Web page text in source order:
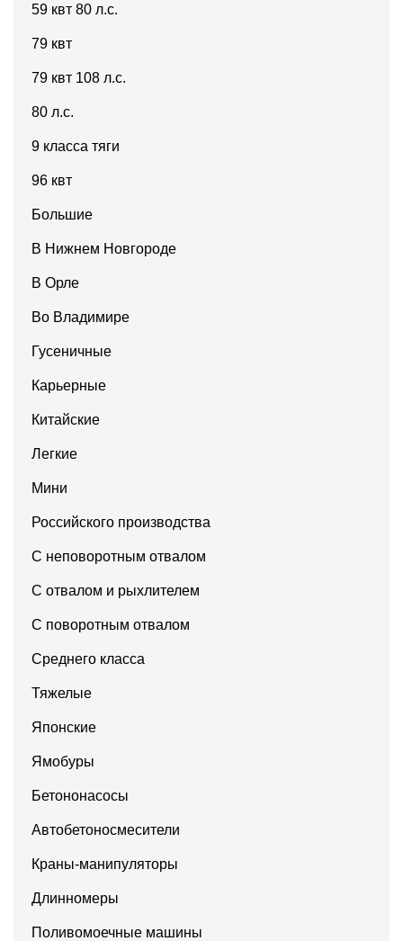
59 квт 80 л.с.
79 квт
79 квт 108 л.с.
80 л.с.
9 класса тяги
96 квт
Большие
В Нижнем Новгороде
В Орле
Во Владимире
Гусеничные
Карьерные
Китайские
Легкие
Мини
Российского производства
С неповоротным отвалом
С отвалом и рыхлителем
С поворотным отвалом
Среднего класса
Тяжелые
Японские
Ямобуры
Бетононасосы
Автобетоносмесители
Краны-манипуляторы
Длинномеры
Поливомоечные машины